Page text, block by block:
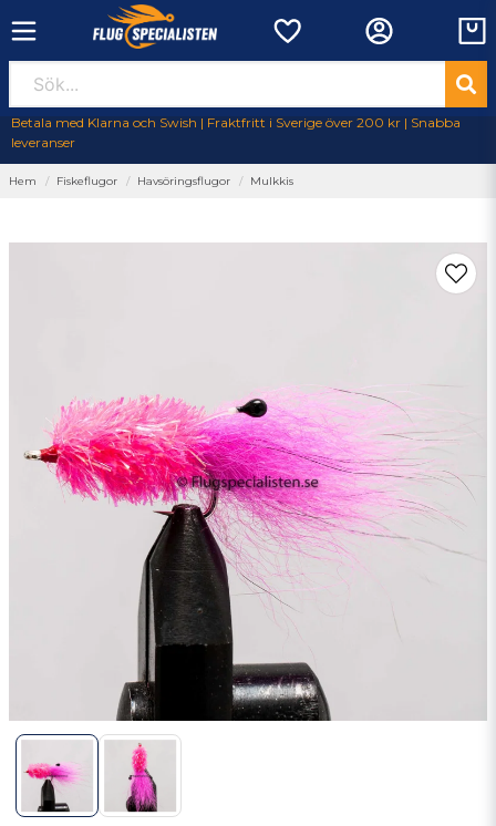
Betala med Klarna och Swish | Fraktfritt i Sverige över 200 kr | Snabba
leveranser
Hem Fiskeflugor Havsöringsflugor Mulkkis